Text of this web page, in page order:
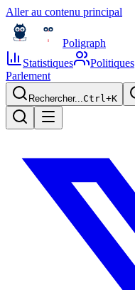
Aller au contenu principal
Poligraph
Statistiques
Politiques
Parlement
Rechercher...Ctrl+K